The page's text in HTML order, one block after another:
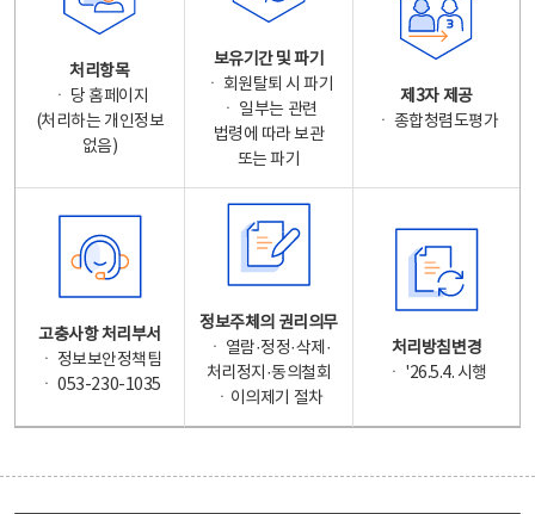
처리항목
ㆍ 당 홈페이지
(처리하는 개인정보
없음)
보유기간 및 파기
ㆍ 회원탈퇴 시 파기
ㆍ 일부는 관련
법령에 따라 보관
또는 파기
제3자 제공
ㆍ 종합청렴도평가
고충사항 처리부서
ㆍ 정보보안정책팀
ㆍ 053-230-1035
정보주체의 권리의무
ㆍ 열람·정정·삭제·
처리정지·동의철회
ㆍ이의제기 절차
처리방침변경
ㆍ '26.5.4. 시행